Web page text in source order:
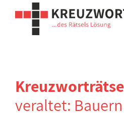
veraltet: Bauern